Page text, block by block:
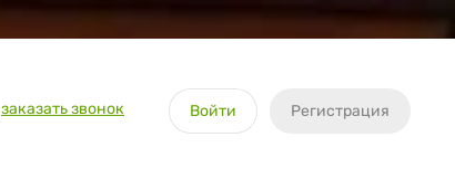
заказать звонок Войти Регистрация